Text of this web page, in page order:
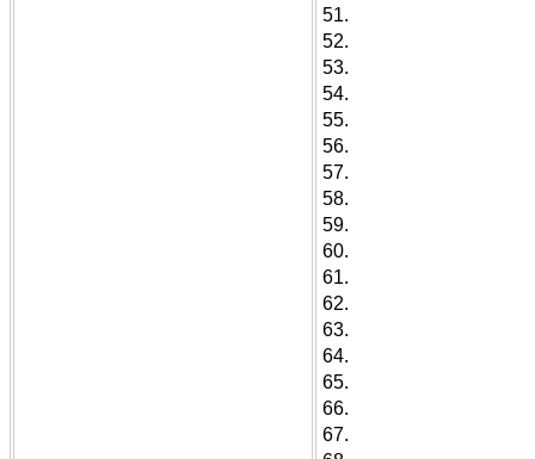
51.
52.
53.
54.
55.
56.
57.
58.
59.
60.
61.
62.
63.
64.
65.
66.
67.